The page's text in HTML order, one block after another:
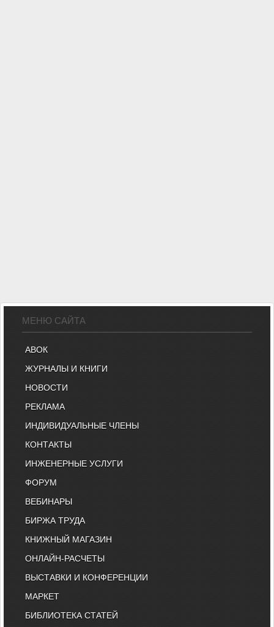
МЕНЮ САЙТА
АВОК
ЖУРНАЛЫ И КНИГИ
НОВОСТИ
РЕКЛАМА
ИНДИВИДУАЛЬНЫЕ ЧЛЕНЫ
КОНТАКТЫ
ИНЖЕНЕРНЫЕ УСЛУГИ
ФОРУМ
ВЕБИНАРЫ
БИРЖА ТРУДА
КНИЖНЫЙ МАГАЗИН
ОНЛАЙН-РАСЧЕТЫ
ВЫСТАВКИ И КОНФЕРЕНЦИИ
МАРКЕТ
БИБЛИОТЕКА СТАТЕЙ